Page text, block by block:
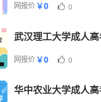
木工程 2.5
械设计
及其
动化
高数（一）
治、外语
算机科 高数（一）
网报价 ￥0 0
网报价 ￥0 0